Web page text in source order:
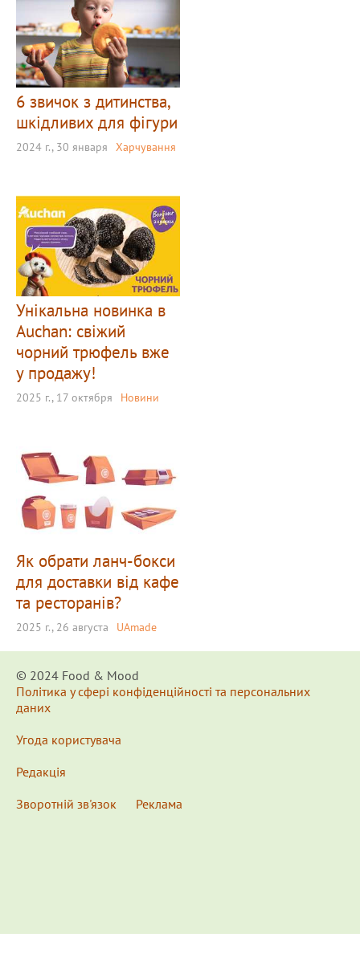
6 звичок з дитинства,
шкідливих для фігури
2024 г., 30 января Харчування
Унікальна новинка в
Auchan: свіжий
чорний трюфель вже
у продажу!
2025 г., 17 октября Новини
Як обрати ланч-бокси
для доставки від кафе
та ресторанів?
2025 г., 26 августа UAmade
© 2024 Food & Мood
Політика у сфері конфіденційності та персональних
даних
Угода користувача
Редакція
Зворотній зв'язок
Реклама